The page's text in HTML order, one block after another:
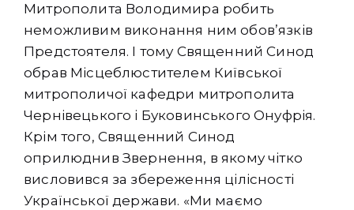
Митрополита Володимира робить
неможливим виконання ним обов’язків
Предстоятеля. І тому Священний Синод
обрав Місцеблюстителем Київської
митрополичої кафедри митрополита
Чернівецького і Буковинського Онуфрія.
Крім того, Священний Синод
оприлюднив Звернення, в якому чітко
висловився за збереження цілісності
Української держави. «Ми маємо